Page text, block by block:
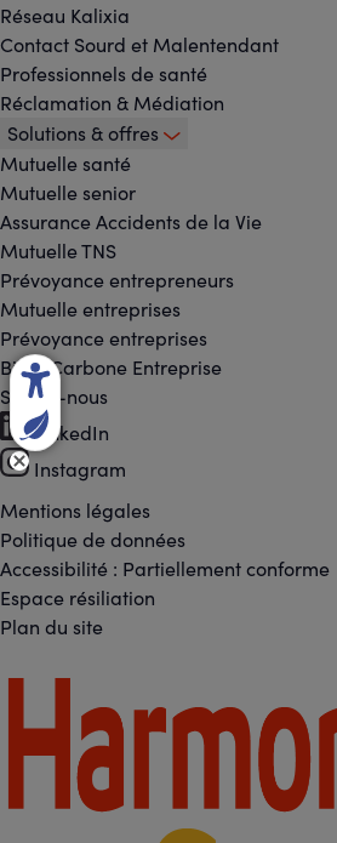
Réseau Kalixia
Contact Sourd et Malentendant
Professionnels de santé
Réclamation & Médiation
Solutions & offres
Mutuelle santé
Mutuelle senior
Assurance Accidents de la Vie
Mutuelle TNS
Prévoyance entrepreneurs
Mutuelle entreprises
Prévoyance entreprises
Bilan Carbone Entreprise
Footer
-
Réseaux
sociaux
Suivez-nous
LinkedIn
Instagram
Footer
-
Liens
légaux
Mentions légales
Politique de données
Accessibilité : Partiellement conforme
Espace résiliation
Plan du site
Footer
Partenaires